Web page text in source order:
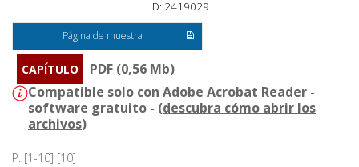
ID: 2419029
Página de muestra
CAPÍTULO
PDF (0,56 Mb)
Compatible solo con Adobe Acrobat Reader -
software gratuito - (descubra cómo abrir los
archivos)
P. [1-10] [10]